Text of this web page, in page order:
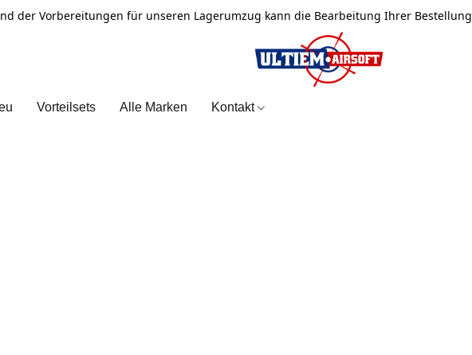
der Vorbereitungen für unseren Lagerumzug kann die Bearbeitung Ihrer Bestellung
Vorteilsets Alle Marken Kontakt